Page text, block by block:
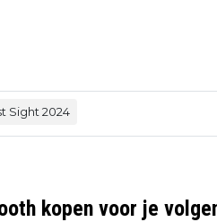
Sight 2024
kopen voor je